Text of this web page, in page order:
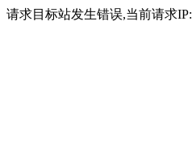
请求目标站发生错误,当前请求IP: